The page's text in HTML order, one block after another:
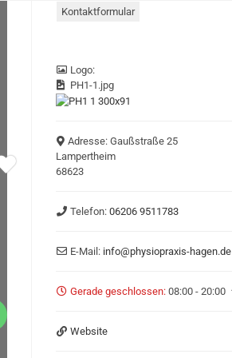
Kontaktformular
Logo:
PH1-1.jpg
Adresse: Gaußstraße 25
Lampertheim
68623
Telefon: 06206 9511783
E-Mail: info@physiopraxis-hagen.de
Gerade geschlossen: 08:00 - 20:00
Website